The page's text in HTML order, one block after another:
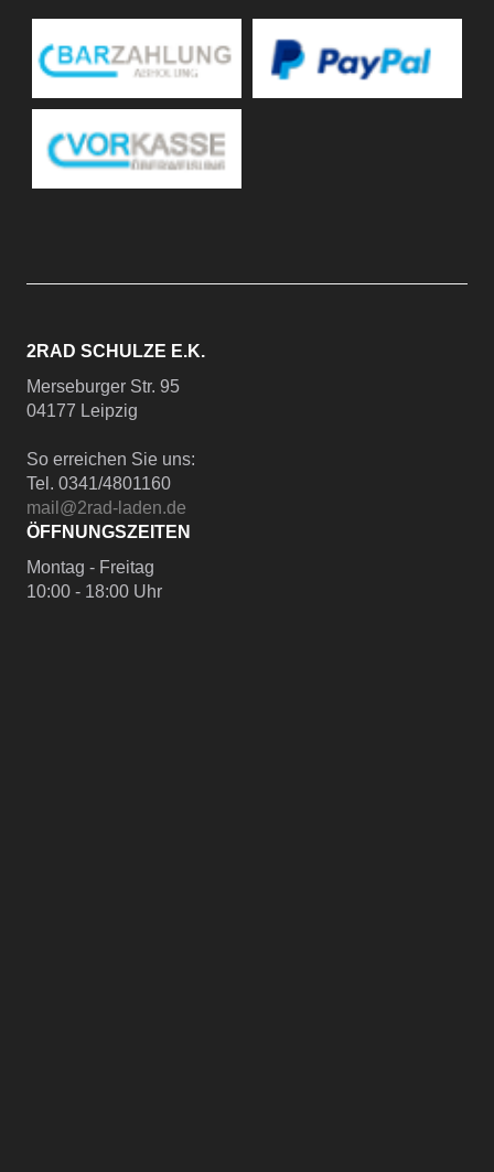
2RAD SCHULZE E.K.
Merseburger Str. 95
04177 Leipzig
So erreichen Sie uns:
Tel. 0341/4801160
mail@2rad-laden.de
ÖFFNUNGSZEITEN
Montag - Freitag
10:00 - 18:00 Uhr